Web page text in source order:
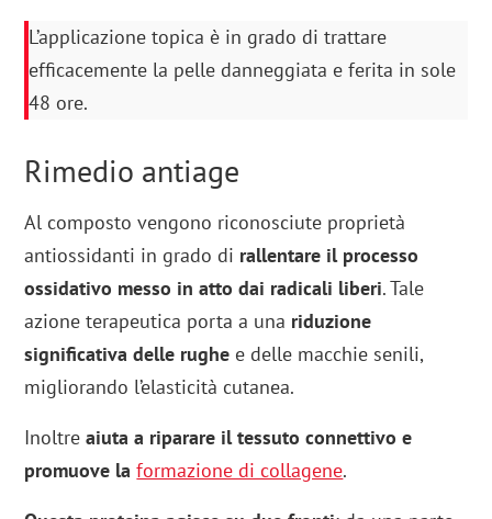
L’applicazione topica è in grado di trattare
efficacemente la pelle danneggiata e ferita in sole
48 ore.
Rimedio antiage
Al composto vengono riconosciute proprietà
antiossidanti in grado di rallentare il processo
ossidativo messo in atto dai radicali liberi. Tale
azione terapeutica porta a una riduzione
significativa delle rughe e delle macchie senili,
migliorando l’elasticità cutanea.
Inoltreaiuta a riparare il tessuto connettivo e
promuove laformazione di collagene.